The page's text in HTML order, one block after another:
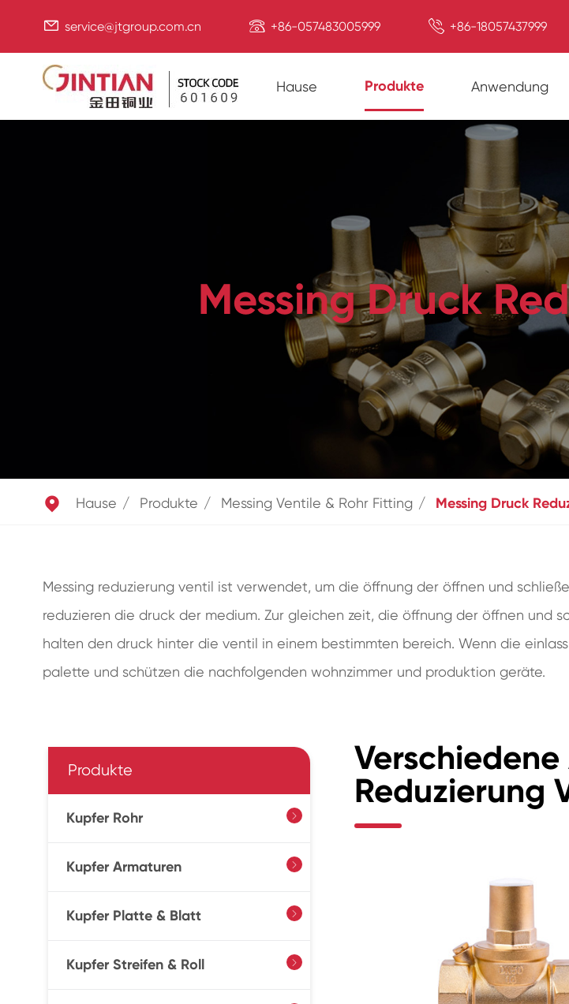
 service@jtgroup.com.cn  +86-057483005999  +86-18057437999
Hause Produkte Anwendung
Messing Druck
 Hause Produkte Messing Ventile & Rohr Fitting Messing Druck
Messing reduzierung ventil ist verwendet, um die öffnung der öffnen und
reduzieren die druck der medium. Zur gleichen zeit, die öffnung der öffnen und
halten den druck hinter die ventil in einem bestimmten bereich. Wenn die
palette und schützen die nachfolgenden wohnzimmer und produktion geräte.
Produkte
Kupfer Rohr 
Kupfer Armaturen 
Kupfer Platte & Blatt 
Kupfer Streifen & Roll 
Reduzierung